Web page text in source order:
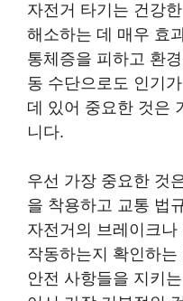
자전거 타기는 건강
해소하는 데 매우 효
통체증을 피하고 환
동 수단으로도 인기
데 있어 중요한 것은
니다.
우선 가장 중요한 것
을 착용하고 교통 법
자전거의 브레이크
작동하는지 확인하
안전 사항들을 지키